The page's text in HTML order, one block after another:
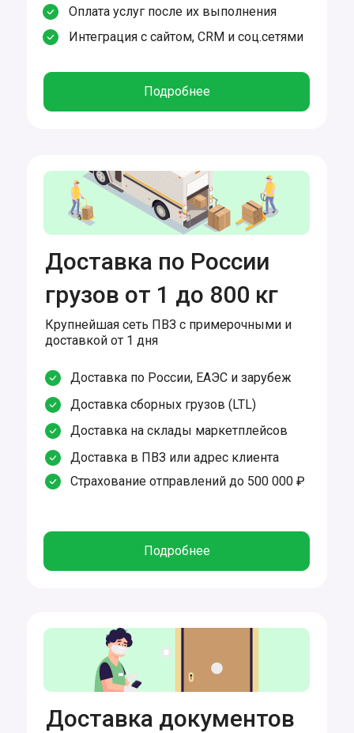
Крупнейшая сеть ПВЗ с примерочными и
доставкой от 1 дня
Доставка документов
Подробнее
Подробнее
Доставка по России
грузов от 1 до 800 кг
Доставка сборных грузов (LTL)
Доставка на склады маркетплейсов
Доставка в ПВЗ или адрес клиента
Доставка по России, ЕАЭС и зарубеж
Страхование отправлений до 500 000 ₽
Оплата услуг после их выполнения
Интеграция с сайтом, CRM и соц.сетями